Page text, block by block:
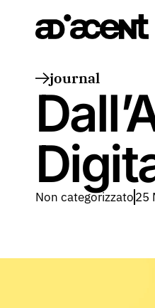
journal
Non categorizzato25